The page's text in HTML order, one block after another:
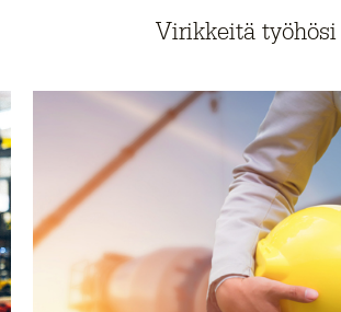
Virikkeitä työhösi